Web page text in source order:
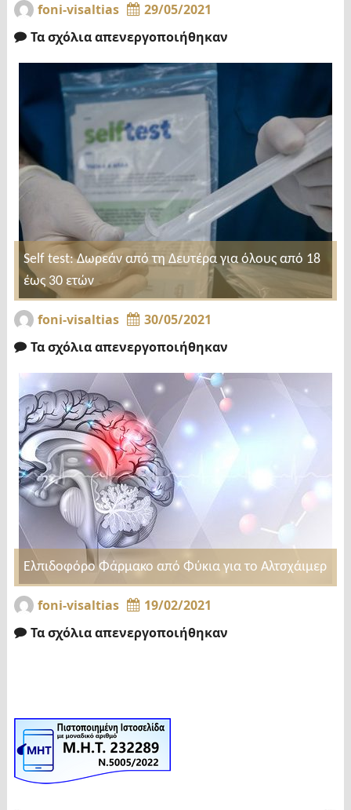
foni-visaltias
29/05/2021
Τα σχόλια απενεργοποιήθηκαν
Self test: Δωρεάν από τη Δευτέρα για όλους από 18
έως 30 ετών
foni-visaltias
30/05/2021
Τα σχόλια απενεργοποιήθηκαν
Ελπιδοφόρo Φάρμακο από Φύκια για το Αλτσχάιμερ
foni-visaltias
19/02/2021
Τα σχόλια απενεργοποιήθηκαν